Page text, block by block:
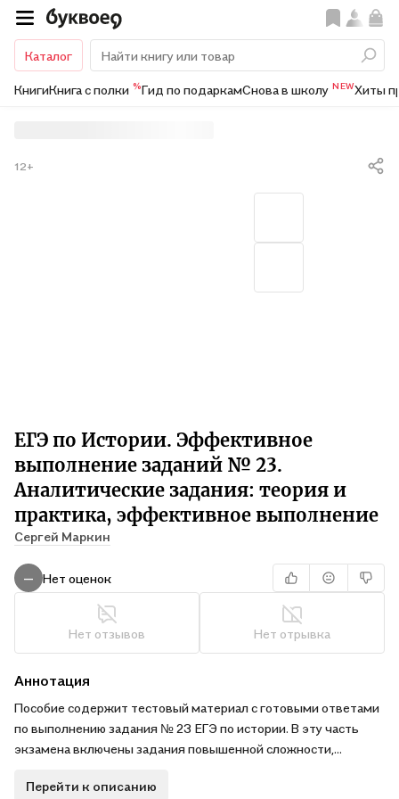
Каталог
КнигиКнига с полки %Гид по подаркамСнова в школу NEWХиты
ЕГЭ по Истории. Эффективное
выполнение заданий № 23.
Аналитические задания: теория и
практика, эффективное выполнение
Сергей Маркин
12+
— Нет оценок
Нет отзывов Нет отрывка
Аннотация
Пособие содержит тестовый материал с готовыми ответами
по выполнению задания № 23 ЕГЭ по истории. В эту часть
экзамена включены задания повышенной сложности,
бестселлеров — пособий по подготовке к шкальным
Перейти к описанию